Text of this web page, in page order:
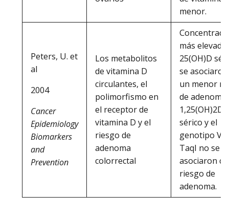
menor.
Peters, U. et
al
2004
Cancer
Epidemiology
Biomarkers
and
Prevention
Los metabolitos
de vitamina D
circulantes, el
polimorfismo en
el receptor de
vitamina D y el
riesgo de
adenoma
colorrectal
más
25(OH)D
se
un menor
de
1,25(OH)2D
sérico y el
genotipo
TaqI no se
asociaron
riesgo de
adenoma.